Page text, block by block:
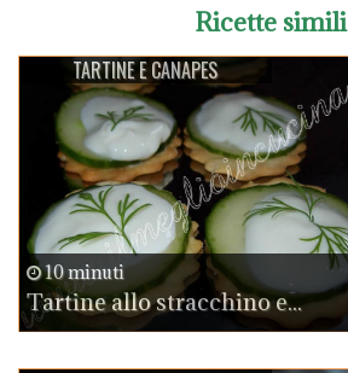
Ricette simili
TARTINE E CANAPES
10 minuti
Tartine allo stracchino e...